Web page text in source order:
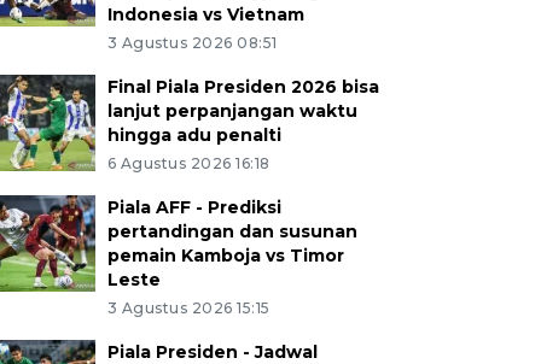
Indonesia vs Vietnam
3 Agustus 2026 08:51
Final Piala Presiden 2026 bisa
lanjut perpanjangan waktu
hingga adu penalti
6 Agustus 2026 16:18
Piala AFF - Prediksi
pertandingan dan susunan
pemain Kamboja vs Timor
Leste
3 Agustus 2026 15:15
Piala Presiden - Jadwal